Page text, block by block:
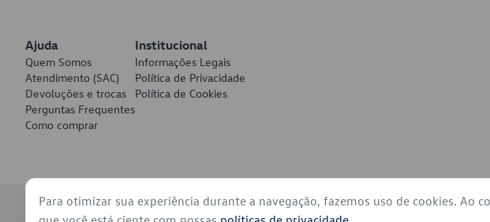
Ajuda
Quem Somos
Atendimento (SAC)
Devoluções e trocas
Perguntas Frequentes
Como comprar
Institucional
Informações Legais
Política de Privacidade
Política de Cookies
© 2026 - Volkswagen do Brasil - Todos os direitos reservados
Para otimizar sua experiência durante a navegação, fazemos uso de cookies. Ao